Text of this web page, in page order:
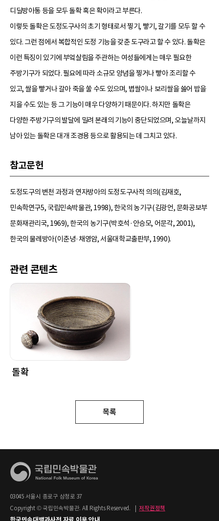
디딜방아통 등을 모두 돌확 혹은 확이라고 부른다.
이렇듯 돌확은 도정도구사의 초기 형태로서 찧기, 빻기, 갈기를 모두 할 수
있다. 그런 점에서 복합적인 도정 기능을 갖춘 도구라고 할 수 있다. 돌확은
이런 특징이 있기에 부엌살림을 주관하는 여성들에게는 매우 필요한
주방기구가 되었다. 필요에 따라 소규모 양념을 찧거나 빻아 조리할 수
있고, 쌀을 빻거나 갈아 죽을 쑬 수도 있으며, 볍쌀이나 보리쌀을 쓿어 밥을
지을 수도 있는 등 그 기능이 매우 다양하기 때문이다. 하지만 돌확은
다양한 주방기구의 발달에 밀려 본래의 기능이 중단되었으며, 오늘날까지
남아 있는 돌확은 대개 조경용 등으로 활용되는 데 그치고 있다.
참고문헌
도정도구의 변천 과정과 연자방아의 도정도구사적 의의(김재호,
민속학연구5, 국립민속박물관, 1998), 한국의 농기구(김광언, 문화공보부
문화재관리국, 1969), 한국의 농기구(박호석·안승모, 어문각, 2001),
한국의 물레방아(이춘녕·채영암, 서울대학교출판부, 1990).
관련 콘텐츠
돌확
목록
03045 서울시 종로구 삼청로 37
Copyright © 국립민속박물관. All Rights Reserved.
저작권정책